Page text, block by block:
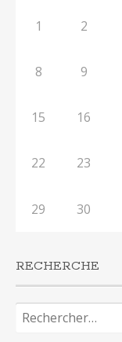
1 2
8 9
15 16
22 23
29 30
RECHERCHE
Rechercher :